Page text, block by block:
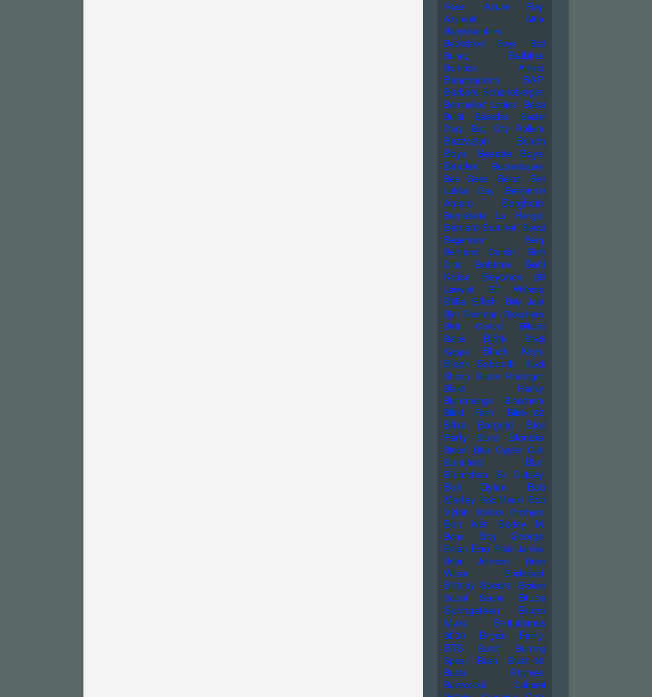
Rose
Azure Ray
Azymuth
Ätna
Babyshambles
Backstreet Boys
Bad
Bunny
Balbina
Bamboo Artists
Bananarama
BAP
Barbara Schöneberger
Barenaked Ladies
Basia
Bulat
Bassdee
Baxter
Dury
Bay City Rollers
Bazzazian
Beach
Boys
Beastie Boys
Beatles
Beckenbauer
Bee Gees
Beirut
Ben
LaMar Gay
Benjamin
Amaru
Berghain
Bernadette La Hengst
Bernard Sumner Bernd
Begemann
Berq
Bertrand Cantat
Beth
Ditto
Betterov
Betti
Kruse
Beyonce
Bill
Laswell
Bill Withers
Billie Eilish
Billy Joel
Bim Sherman Biosphere
Birth Control
Bitchin
Bajas
Björk
Black
Kappa
Black Keys
Black Sabbath
Black
Sheep
Blaine Reininger
Blake Harley
Blancmange
Bleachers
Blind Faith
Blink-182
Blixa Bargeld
Bloc
Party
Blond Blondie
Blood Blue Oyster Cult
Blumfeld Blur
Blümchen Bo Diddley
Bob Dylan
Bob
Marley Bob Mould Bob
Vylan
Bollock Brothers
Bon Iver Boney M
Bono Boy George
Brian Eno Brian James
Brian Johnson
Brian
Wilson
Brickhead
Britney Spears
Broken
Social Scene
Bruce
Springsteen
Bruno
Mars
Brutalismus
3000
Bryan Ferry
BTS
Burial
Burning
Spear
Bush Bushido
Busta Rhymes
Buzzcocks
Cabaret